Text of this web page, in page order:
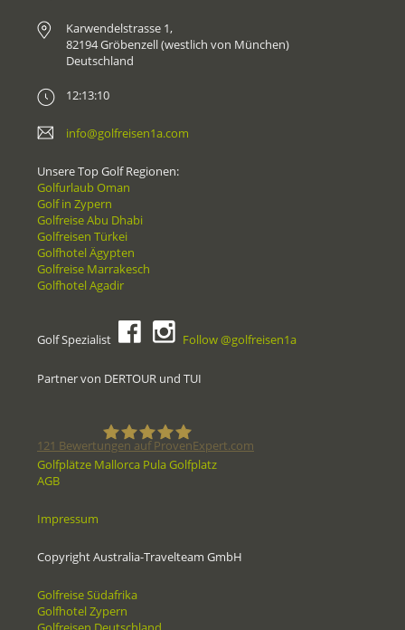
Karwendelstrasse 1,
82194 Gröbenzell (westlich von München)
Deutschland
12:13:10
info@golfreisen1a.com
Unsere Top Golf Regionen:
Golfurlaub Oman
Golf in Zypern
Golfreise Abu Dhabi
Golfreisen Türkei
Golfhotel Ägypten
Golfreise Marrakesch
Golfhotel Agadir
Golf Spezialist Follow @golfreisen1a
Partner von DERTOUR und TUI
121 Bewertungen auf ProvenExpert.com
Golfplätze Mallorca Pula Golfplatz
AGB
Impressum
Copyright Australia-Travelteam GmbH
Golfreise Südafrika
Golfhotel Zypern